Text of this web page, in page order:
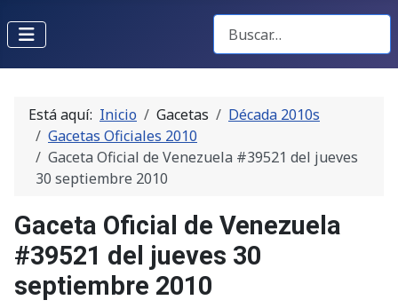
Buscar Gacetas
Está aquí: Inicio Gacetas
Década 2010s
Gacetas Oficiales 2010
Gaceta Oficial de Venezuela #39521 del jueves
30 septiembre 2010
Gaceta Oficial de Venezuela
#39521 del jueves 30
septiembre 2010